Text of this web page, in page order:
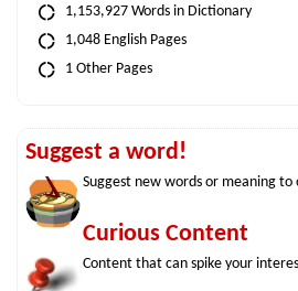
1,153,927 Words in Dictionary
1,048 English Pages
1 Other Pages
Suggest a word!
Suggest new words or meaning
Curious Content
Content that can spike your